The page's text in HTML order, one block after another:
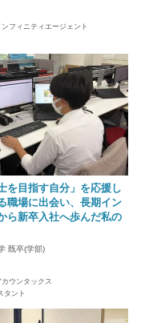
フィニティエージェント
を目指す自分」を応援し
職場に出会い、長期イン
ら新卒入社へ歩んだ私の
既卒(学部)
ウンタックス
タント